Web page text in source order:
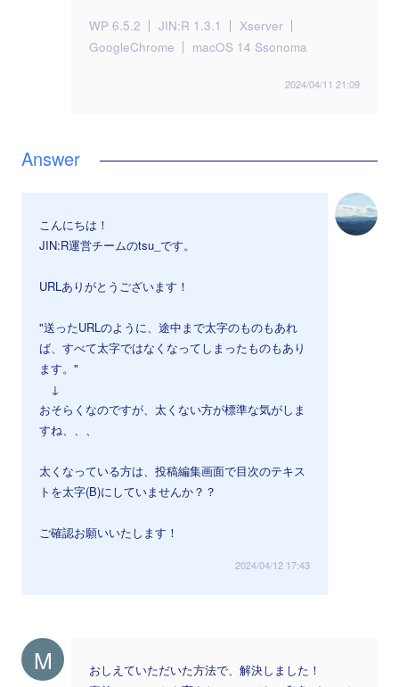
WP 6.5.2 JIN:R 1.3.1
Xserver
GoogleChrome
macOS 14 Ssonoma
2024/04/11 21:09
こんにちは！
JIN:R運営チームのtsu_です。
URLありがとうございます！
"送ったURLのように、途中まで太字のものもあれ
ば、すべて太字ではなくなってしまったものもあり
ます。"
↓
おそらくなのですが、太くない方が標準な気がしま
すね、、、
太くなっている方は、投稿編集画面で目次のテキス
トを太字(B)にしていませんか？？
ご確認お願いいたします！
2024/04/12 17:43
M
おしえていただいた方法で、解決しました！